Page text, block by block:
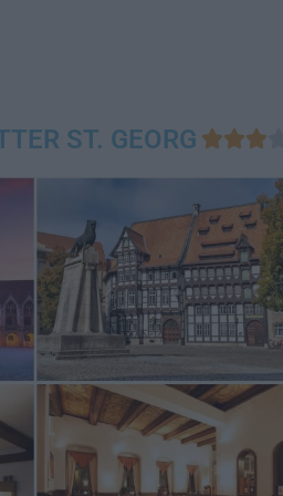
ST. GEORG 